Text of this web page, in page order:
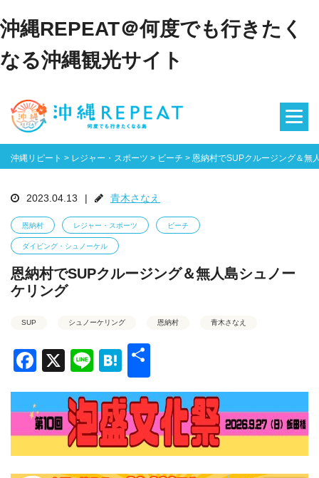
沖縄REPEAT＠何度でも行きたく
なる沖縄観光サイト
沖縄リピート > レジャー・スポーツ > ビーチ > 恩納村でSUPクルージング＆無
2023.04.13 | 青木さなえ
恩納村 レジャー・スポーツ ビーチ
ダイビング・シュノーケル
恩納村でSUPクルージング＆無人島シュノー
ケリング
SUP シュノーケリング 恩納村 青木さなえ
Facebook
X LineHatena